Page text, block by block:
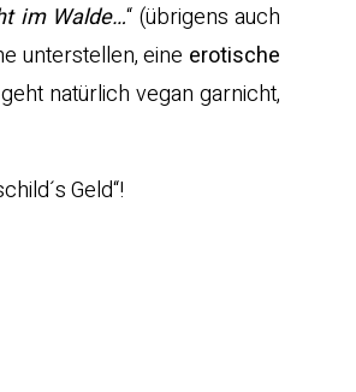
im Walde…“ (übrigens auch
unterstellen, eine erotische
geht natürlich vegan garnicht,
Geld“!